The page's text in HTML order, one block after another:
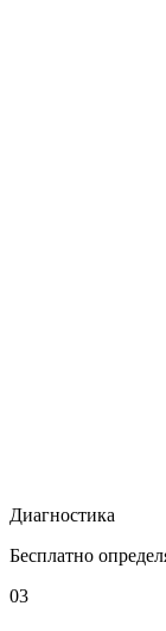
Диагностика
Бесплатно
03